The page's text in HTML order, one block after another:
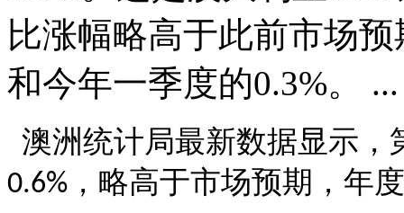
比涨幅略高于此前市场
和今年一季度的0.3%。 ...
澳洲统计局最新数据显示，
0.6% ，略高于市场预期，年